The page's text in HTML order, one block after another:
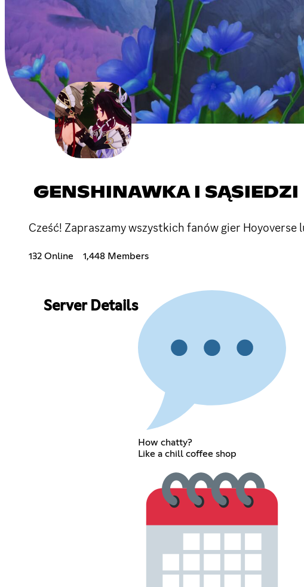
GENSHINAWKA I SĄSIEDZI
Cześć! Zapraszamy wszystkich fanów gier
132 Online 1,448 Members
Server Details
How chatty?
Like a chill coffee shop